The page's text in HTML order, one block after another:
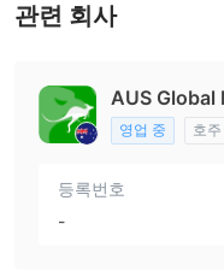
관련 회사
AUS Global
영업 중 호주
등록번호
-